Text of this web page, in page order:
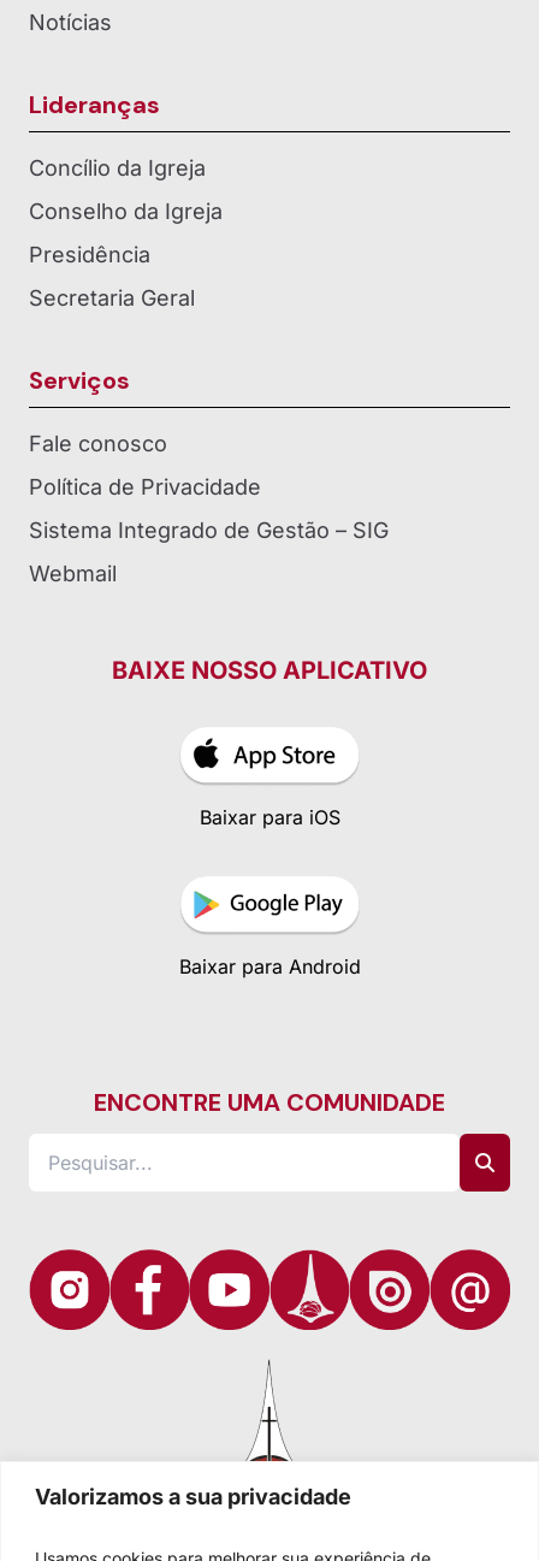
Valorizamos a sua privacidade
Notícias
Lideranças
Concílio da Igreja
Conselho da Igreja
Presidência
Secretaria Geral
Serviços
Fale conosco
Política de Privacidade
Sistema Integrado de Gestão – SIG
Webmail
BAIXE NOSSO APLICATIVO
Baixar para iOS
Baixar para Android
ENCONTRE UMA COMUNIDADE